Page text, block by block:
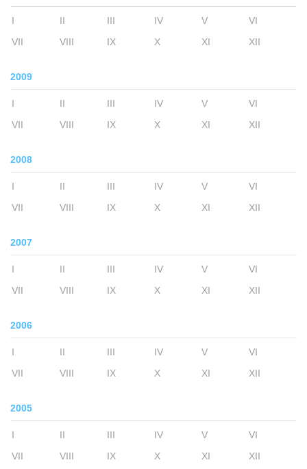
I II III IV V
VI
VII
VIII IX X XI XII
2009
I II III IV V
VI
VII
VIII IX X XI XII
2008
I II III IV V
VI
VII
VIII IX X XI XII
2007
I II III IV V
VI
VII
VIII IX X XI XII
2006
I II III IV V
VI
VII
VIII IX X XI XII
2005
I II III IV V
VI
VII
VIII IX X XI XII